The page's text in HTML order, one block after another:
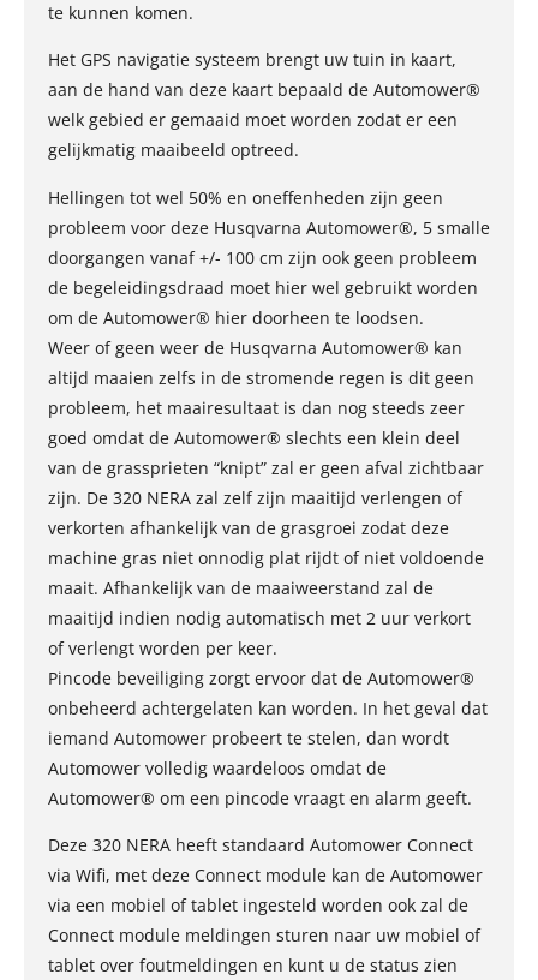
te kunnen komen.
Het GPS navigatie systeem brengt uw tuin in kaart,
aan de hand van deze kaart bepaald de Automower®
welk gebied er gemaaid moet worden zodat er een
gelijkmatig maaibeeld optreed.
Hellingen tot wel 50% en oneffenheden zijn geen
probleem voor deze Husqvarna Automower®, 5 smalle
doorgangen vanaf +/- 100 cm zijn ook geen probleem
de begeleidingsdraad moet hier wel gebruikt worden
om de Automower® hier doorheen te loodsen.
Weer of geen weer de Husqvarna Automower® kan
altijd maaien zelfs in de stromende regen is dit geen
probleem, het maairesultaat is dan nog steeds zeer
goed omdat de Automower® slechts een klein deel
van de grassprieten “knipt” zal er geen afval zichtbaar
zijn. De 320 NERA zal zelf zijn maaitijd verlengen of
verkorten afhankelijk van de grasgroei zodat deze
machine gras niet onnodig plat rijdt of niet voldoende
maait. Afhankelijk van de maaiweerstand zal de
maaitijd indien nodig automatisch met 2 uur verkort
of verlengt worden per keer.
Pincode beveiliging zorgt ervoor dat de Automower®
onbeheerd achtergelaten kan worden. In het geval dat
iemand Automower probeert te stelen, dan wordt
Automower volledig waardeloos omdat de
Automower® om een pincode vraagt en alarm geeft.
Deze 320 NERA heeft standaard Automower Connect
via Wifi, met deze Connect module kan de Automower
via een mobiel of tablet ingesteld worden ook zal de
Connect module meldingen sturen naar uw mobiel of
tablet over foutmeldingen en kunt u de status zien